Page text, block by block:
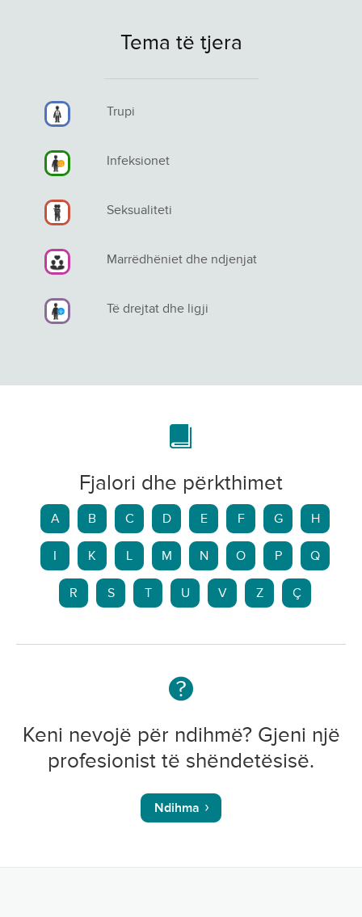
Tema të tjera
Trupi
Infeksionet
Seksualiteti
Marrëdhëniet dhe ndjenjat
Të drejtat dhe ligji
Fjalori dhe përkthimet
A B C D E F G H
I K L M N O P Q
R S T U V Z Ç
Keni nevojë për ndihmë? Gjeni një
profesionist të shëndetësisë.
Ndihma